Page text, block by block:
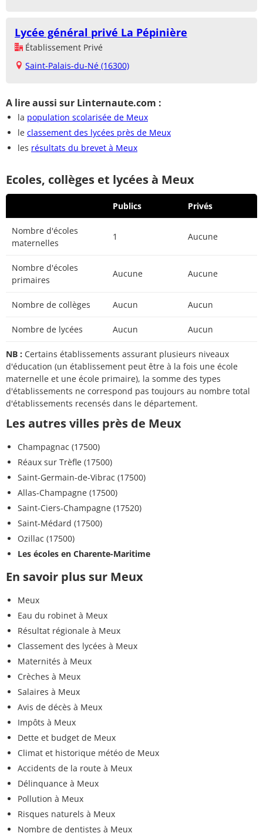
Lycée général privé La Pépinière
Établissement Privé
Saint-Palais-du-Né (16300)
A lire aussi sur Linternaute.com :
la population scolarisée de Meux
le classement des lycées près de Meux
les résultats du brevet à Meux
Ecoles, collèges et lycées à Meux
Publics Privés
Nombre d'écoles
maternelles
1 Aucune
Nombre d'écoles
primaires
Aucune Aucune
Nombre de collèges Aucun Aucun
Nombre de lycées Aucun Aucun
NB : Certains établissements assurant plusieurs niveaux
d'éducation (un établissement peut être à la fois une école
maternelle et une école primaire), la somme des types
d'établissements ne correspond pas toujours au nombre total
d'établissements recensés dans le département.
Les autres villes près de Meux
Champagnac (17500)
Réaux sur Trèfle (17500)
Saint-Germain-de-Vibrac (17500)
Allas-Champagne (17500)
Saint-Ciers-Champagne (17520)
Saint-Médard (17500)
Ozillac (17500)
Les écoles en Charente-Maritime
En savoir plus sur Meux
Meux
Eau du robinet à Meux
Résultat régionale à Meux
Classement des lycées à Meux
Maternités à Meux
Crèches à Meux
Salaires à Meux
Avis de décès à Meux
Impôts à Meux
Dette et budget de Meux
Climat et historique météo de Meux
Accidents de la route à Meux
Délinquance à Meux
Pollution à Meux
Risques naturels à Meux
Nombre de dentistes à Meux